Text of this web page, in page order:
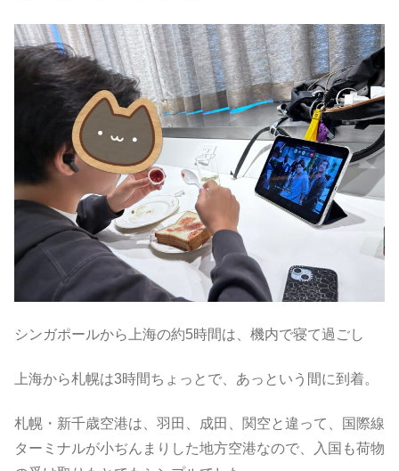
シンガポールから上海の約5時間は、機内で寝て過ごし
上海から札幌は3時間ちょっとで、あっという間に到着。
札幌・新千歳空港は、羽田、成田、関空と違って、国際線
ターミナルが小ぢんまりした地方空港なので、入国も荷物